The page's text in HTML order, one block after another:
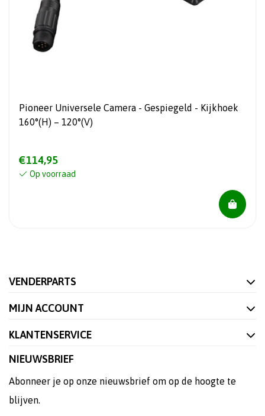
Pioneer Universele Camera - Gespiegeld - Kijkhoek
160°(H) – 120°(V)
€114,95
Op voorraad
VENDERPARTS
MIJN ACCOUNT
KLANTENSERVICE
NIEUWSBRIEF
Abonneer je op onze nieuwsbrief om op de hoogte te
blijven.